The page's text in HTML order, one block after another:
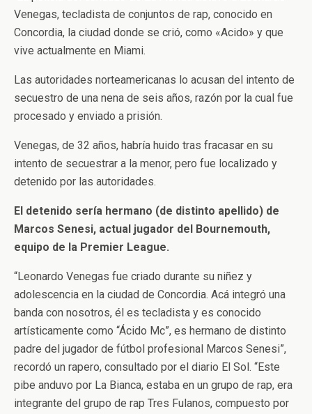
Venegas, tecladista de conjuntos de rap, conocido en
Concordia, la ciudad donde se crió, como «Acido» y que
vive actualmente en Miami.
Las autoridades norteamericanas lo acusan del intento de
secuestro de una nena de seis años, razón por la cual fue
procesado y enviado a prisión.
Venegas, de 32 años, habría huido tras fracasar en su
intento de secuestrar a la menor, pero fue localizado y
detenido por las autoridades.
El detenido sería hermano (de distinto apellido) de
Marcos Senesi, actual jugador del Bournemouth,
equipo de la Premier League.
“Leonardo Venegas fue criado durante su niñez y
adolescencia en la ciudad de Concordia. Acá integró una
banda con nosotros, él es tecladista y es conocido
artísticamente como “Ácido Mc”, es hermano de distinto
padre del jugador de fútbol profesional Marcos Senesi”,
recordó un rapero, consultado por el diario El Sol. “Este
pibe anduvo por La Bianca, estaba en un grupo de rap, era
integrante del grupo de rap Tres Fulanos, compuesto por